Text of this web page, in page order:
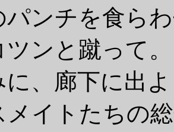
パンチを食ら
ンと蹴って。
、廊下に出
メイトたちの